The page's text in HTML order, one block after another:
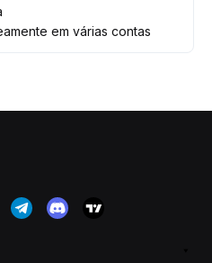
em várias contas